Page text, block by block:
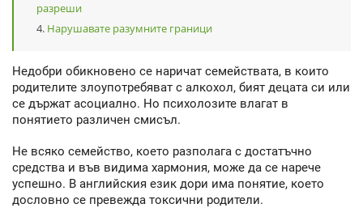
разреши
Нарушавате разумните граници
Недобри обикновено се наричат семействата, в които
родителите злоупотребяват с алкохол, бият децата си или
се държат асоциално. Но психолозите влагат в
понятието различен смисъл.
Не всяко семейство, което разполага с достатъчно
средства и във видима хармония, може да се нарече
успешно. В английския език дори има понятие, което
дословно се превежда токсични родители.